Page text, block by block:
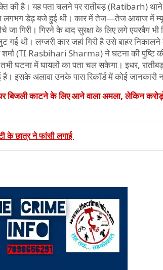
की है। यह पता चलने पर रातीबड़ (Ratibarh) थाने
लगभग डेढ़ बजे हुई थी। कार में तेज—तेज आवाज में
जा गिरी। गिरने के बाद सुरक्षा के लिए लगे एयरबैग
थी। लग्जरी कार जहां गिरी है उसे बाहर
शर्मा (TI Rasbihari Sharma) ने घटना की पुष्टि
घटना में घायलों का पता चल सकेगा। इधर,
इसके अलावा उनके पास रिकॉर्ड में कोई जानकारी
बिजली काटने के लिए आने वाला अमला, लेकिन
के छात्र ने फांसी लगाई